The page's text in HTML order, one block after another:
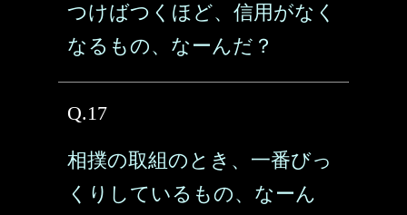
つけばつくほど、信用がなく
なるもの、なーんだ？
Q.17
相撲の取組のとき、一番びっ
くりしているもの、なーん